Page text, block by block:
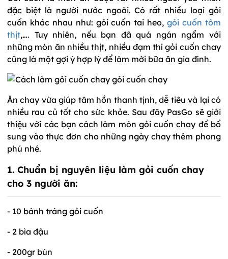
đặc biệt là người nước ngoài. Có rất nhiều loại gỏi
cuốn khác nhau như: gỏi cuốn tai heo,gỏi cuốn tôm
thịt,…. Tuy nhiên, nếu bạn đã quá ngán ngẩm với
những món ăn nhiều thịt, nhiều đạm thì gỏi cuốn chay
cũng là một gợi ý hợp lý để làm mới bữa ăn gia đình.
Ăn chay vừa giúp tâm hồn thanh tịnh, dễ tiêu và lại có
nhiều rau củ tốt cho sức khỏe. Sau đây PasGo sẽ giới
thiệu với các bạn cách làm món gỏi cuốn chay để bổ
sung vào thực đơn cho những ngày chay thêm phong
phú nhé.
1. Chuẩn bị nguyên liệu làm gỏi cuốn chay
cho 3 người ăn:
- 10 bánh tráng gỏi cuốn
- 2 bìa đậu
- 200gr bún